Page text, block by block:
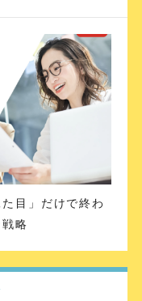
目」だけで終わ
略